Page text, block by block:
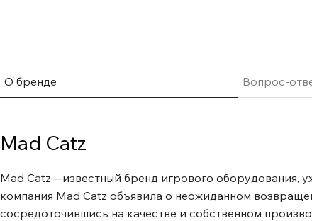
О бренде Вопрос-
Mad Catz
Mad Catz—известный бренд игрового оборудования,
компания Mad Catz объявила о неожиданном
сосредоточившись на качестве и собственном